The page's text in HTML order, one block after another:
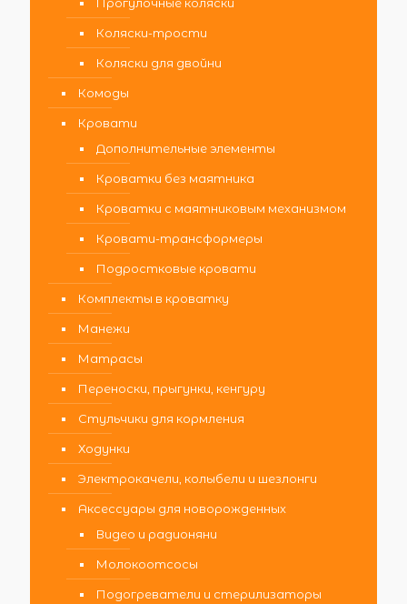
Коляски-трости
Коляски для двойни
Комоды
Кровати
Дополнительные элементы
Кроватки без маятника
Кроватки с маятниковым механизмом
Кровати-трансформеры
Подростковые кровати
Комплекты в кроватку
Манежи
Матрасы
Переноски, прыгунки, кенгуру
Стульчики для кормления
Ходунки
Электрокачели, колыбели и шезлонги
Аксессуары для новорожденных
Видео и радионяни
Молокоотсосы
Подогреватели и стерилизаторы